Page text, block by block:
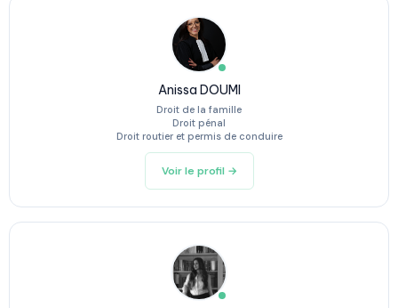
Anissa DOUMI
Droit de la famille
Droit pénal
Droit routier et permis de conduire
Voir le profil →